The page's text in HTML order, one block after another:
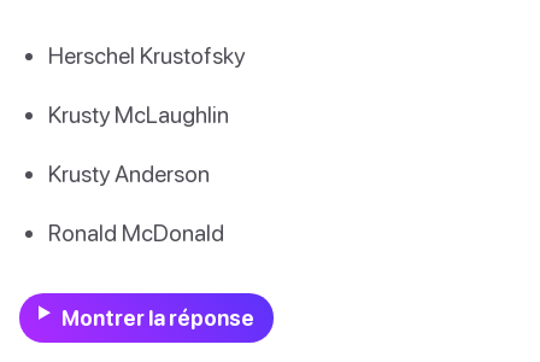
Herschel Krustofsky
Krusty McLaughlin
Krusty Anderson
Ronald McDonald
Montrer la réponse